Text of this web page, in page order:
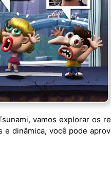
vamos explorar os
dinâmica, você pode